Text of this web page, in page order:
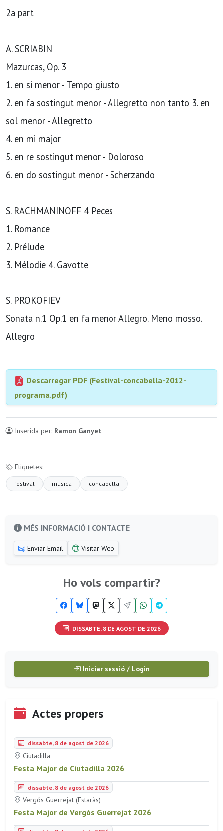
2a part
A. SCRIABIN
Mazurcas, Op. 3
1. en si menor - Tempo giusto
2. en fa sostingut menor - Allegretto non tanto 3. en
sol menor - Allegretto
4. en mi major
5. en re sostingut menor - Doloroso
6. en do sostingut menor - Scherzando
S. RACHMANINOFF 4 Peces
1. Romance
2. Prélude
3. Mélodie 4. Gavotte
S. PROKOFIEV
Sonata n.1 Op.1 en fa menor Allegro. Meno mosso.
Allegro
Descarregar PDF (Festival-concabella-2012-
programa.pdf)
Inserida per: Ramon Ganyet
Etiquetes:
festival música concabella
MÉS INFORMACIÓ I CONTACTE
Enviar Email Visitar Web
Ho vols compartir?
DISSABTE, 8 DE AGOST DE 2026
Iniciar sessió / Login
Actes propers
dissabte, 8 de agost de 2026
Ciutadilla
Festa Major de Ciutadilla 2026
dissabte, 8 de agost de 2026
Vergós Guerrejat (Estaràs)
Festa Major de Vergós Guerrejat 2026